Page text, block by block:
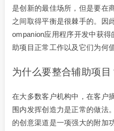
是创新的最佳场所，但是要在
之间取得平衡是很棘手的。因
ompanion应用程序开发中获
助项目正常工作以及它们为何
为什么要整合辅助项目
在大多数客户机构中，在客户
围内发挥创造力是正常的做法
的创意渠道是一项强大的附加